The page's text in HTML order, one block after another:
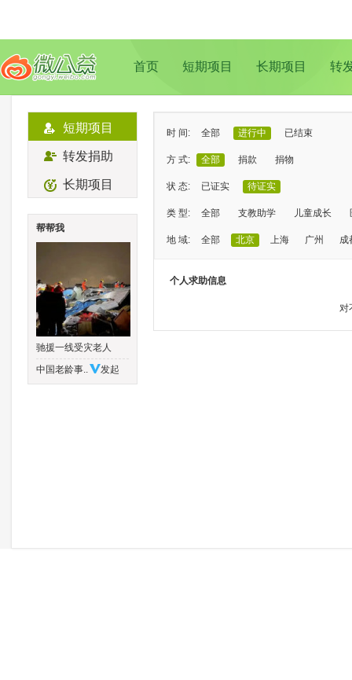
首页 短期项目 长期项目 转
短期项目
转发捐助
长期项目
帮帮我
驰援一线受灾老人
中国老龄事..
发起
时 间: 全部 进行中 已结束
方 式: 全部 捐款 捐物
状 态: 已证实 待证实
类 型: 全部 支教助学 儿童成长
地 域: 全部 北京 上海 广州 成
个人求助信息
对